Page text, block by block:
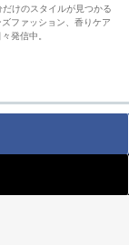
けのスタイルが見つかる
ファッション、香りケア
発信中。